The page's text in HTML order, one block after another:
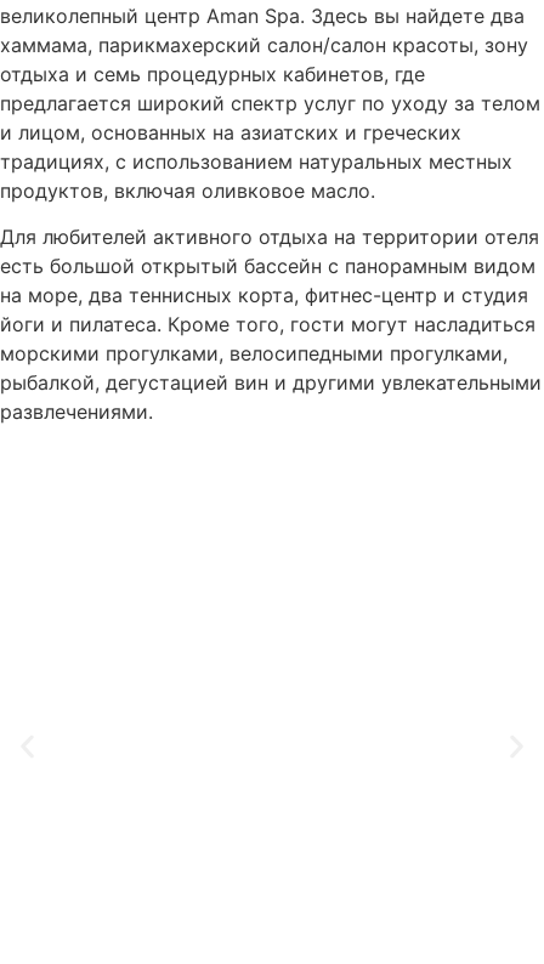
великолепный центр Aman Spa. Здесь вы найдете два
хаммама, парикмахерский салон/салон красоты, зону
отдыха и семь процедурных кабинетов, где
предлагается широкий спектр услуг по уходу за телом
и лицом, основанных на азиатских и греческих
традициях, с использованием натуральных местных
продуктов, включая оливковое масло.
Для любителей активного отдыха на территории отеля
есть большой открытый бассейн с панорамным видом
на море, два теннисных корта, фитнес-центр и студия
йоги и пилатеса. Кроме того, гости могут насладиться
морскими прогулками, велосипедными прогулками,
рыбалкой, дегустацией вин и другими увлекательными
развлечениями.